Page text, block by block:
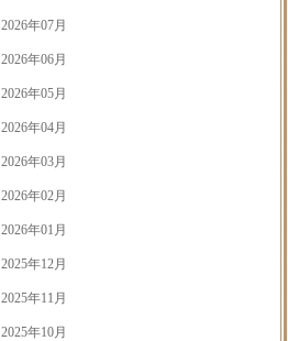
2026年07月
2026年06月
2026年05月
2026年04月
2026年03月
2026年02月
2026年01月
2025年12月
2025年11月
2025年10月